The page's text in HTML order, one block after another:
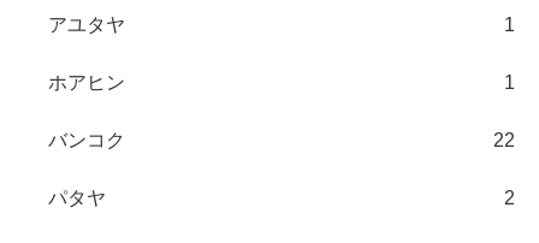
アユタヤ 1
ホアヒン 1
バンコク 22
パタヤ 2